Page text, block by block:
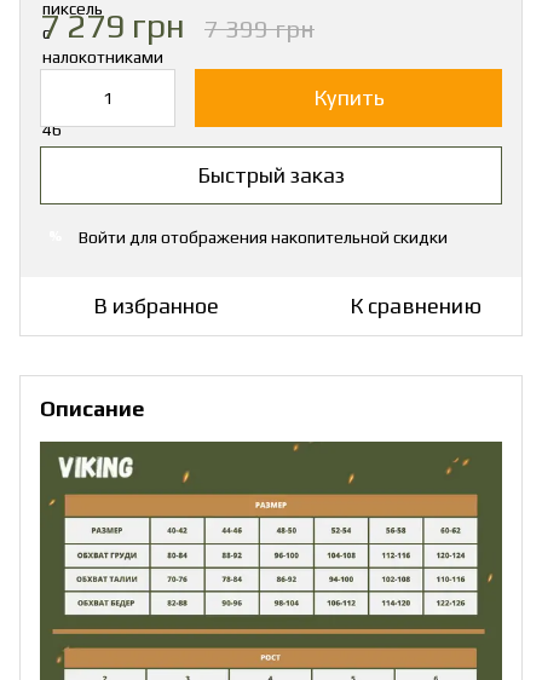
7 279 грн 7 399 грн
Купить
Быстрый заказ
Войти для отображения накопительной скидки
В избранное К сравнению
Описание